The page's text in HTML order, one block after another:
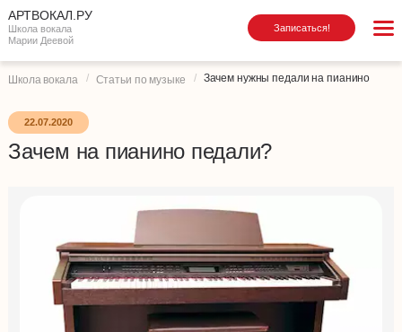
АРТВОКАЛ.РУ
Школа вокала
Марии Деевой
Записаться!
Школа вокала Статьи по музыке Зачем нужны педали на пианино
Зачем на пианино педали?
22.07.2020